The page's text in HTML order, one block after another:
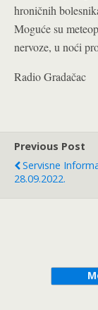
hroničnih
Moguće su
nervoze, u noći
Radio Gradačac
Previous Post
Servisne
28.09.2022.